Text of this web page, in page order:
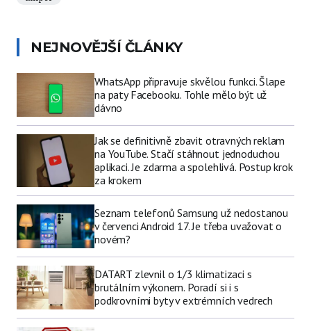
NEJNOVĚJŠÍ ČLÁNKY
WhatsApp připravuje skvělou funkci. Šlape
na paty Facebooku. Tohle mělo být už
dávno
Jak se definitivně zbavit otravných reklam
na YouTube. Stačí stáhnout jednoduchou
aplikaci. Je zdarma a spolehlivá. Postup krok
za krokem
Seznam telefonů Samsung už nedostanou
v červenci Android 17. Je třeba uvažovat o
novém?
DATART zlevnil o 1/3 klimatizaci s
brutálním výkonem. Poradí si i s
podkrovními byty v extrémních vedrech